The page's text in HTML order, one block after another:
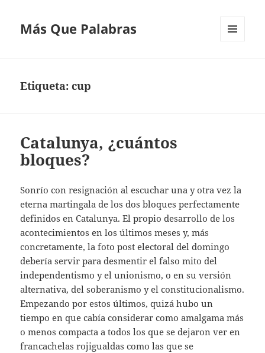
Más Que Palabras
Etiqueta:cup
Catalunya, ¿cuántos
bloques?
Sonrío con resignación al escuchar una y otra vez la
eterna martingala de los dos bloques perfectamente
definidos en Catalunya. El propio desarrollo de los
acontecimientos en los últimos meses y, más
concretamente, la foto post electoral del domingo
debería servir para desmentir el falso mito del
independentismo y el unionismo, o en su versión
alternativa, del soberanismo y el constitucionalismo.
Empezando por estos últimos, quizá hubo un
tiempo en que cabía considerar como amalgama más
o menos compacta a todos los que se dejaron ver en
francachelas rojigualdas como las que se